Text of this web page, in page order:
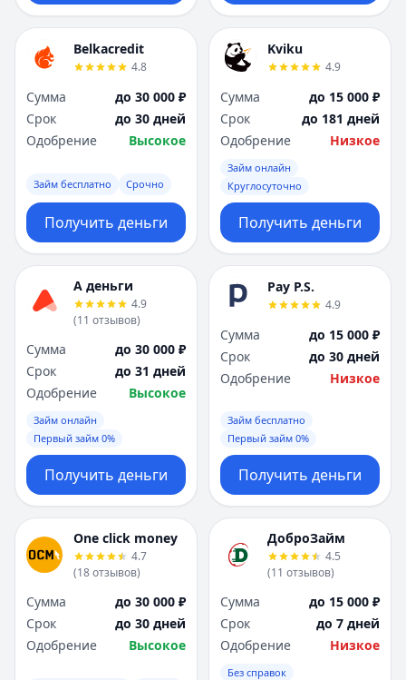
Belkacredit
4.8
Сумма
до 30 000 ₽
Срок
до 30 дней
Одобрение
Высокое
Займ бесплатно Срочно
Получить деньги
Kviku
4.9
Сумма
до 15 000 ₽
Срок
до 181 дней
Одобрение
Низкое
Займ онлайн
Круглосуточно
Получить деньги
А деньги
4.9
(11 отзывов)
Сумма
до 30 000 ₽
Срок
до 31 дней
Одобрение
Высокое
Займ онлайн
Первый займ 0%
Получить деньги
Pay P.S.
4.9
Сумма
до 15 000 ₽
Срок
до 30 дней
Одобрение
Низкое
Займ бесплатно
Первый займ 0%
Получить деньги
One click money
4.7
(18отзывов)
Сумма
до 30 000 ₽
Срок
до 30 дней
Одобрение
Высокое
ДоброЗайм
4.5
(11 отзывов)
Сумма
до 15 000 ₽
Срок
до 7 дней
Одобрение
Низкое
Без справок